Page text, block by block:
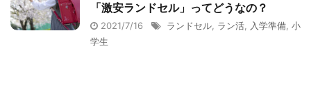
「激安ランドセル」ってどうなの？
2021/7/16 ランドセル ラン活 入学準備 小
学生